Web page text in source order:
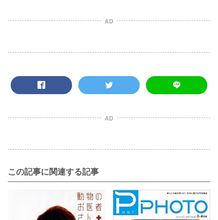
AD
AD
この記事に関連する記事